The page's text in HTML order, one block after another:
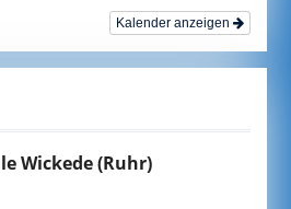
Kalender anzeigen
Wickede(Ruhr)